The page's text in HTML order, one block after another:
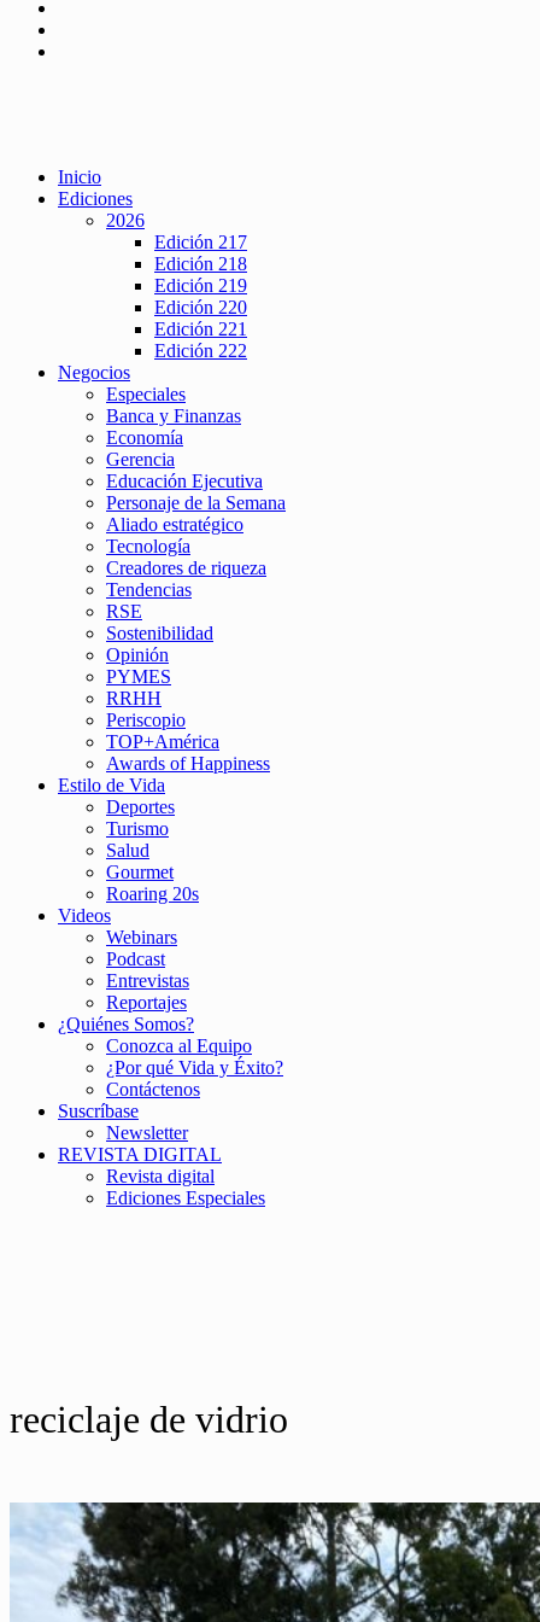
Inicio
Ediciones
2026
Edición 217
Edición 218
Edición 219
Edición 220
Edición 221
Edición 222
Negocios
Especiales
Banca y Finanzas
Economía
Gerencia
Educación Ejecutiva
Personaje de la Semana
Aliado estratégico
Tecnología
Creadores de riqueza
Tendencias
RSE
Sostenibilidad
Opinión
PYMES
RRHH
Periscopio
TOP+América
Awards of Happiness
Estilo de Vida
Deportes
Turismo
Salud
Gourmet
Roaring 20s
Videos
Webinars
Podcast
Entrevistas
Reportajes
¿Quiénes Somos?
Conozca al Equipo
¿Por qué Vida y Éxito?
Contáctenos
Suscríbase
Newsletter
REVISTA DIGITAL
Revista digital
Ediciones Especiales
reciclaje de vidrio